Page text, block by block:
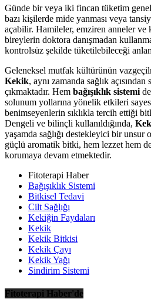
Günde bir veya iki fincan tüketim
bazı kişilerde mide yanması veya
açabilir. Hamileler, emziren anneler ve
bireylerin doktora danışmadan
kontrolsüz şekilde tüketilebileceği
Geleneksel mutfak kültürünün
Kekik, aynı zamanda sağlık
çıkmaktadır. Hem bağışıklık sistemi
solunum yollarına yönelik etkileri
benimseyenlerin sıklıkla tercih ettiği
Dengeli ve bilinçli kullanıldığında,
yaşamda sağlığı destekleyici bir unsur
güçlü aromatik bitki, hem lezzet hem de
korumaya devam etmektedir.
Fitoterapi Haber
Bağışıklık Sistemi
Bitkisel Tedavi
Cilt Sağlığı
Kekiğin Faydaları
Kekik
Kekik Bitkisi
Kekik Çayı
Kekik Yağı
Sindirim Sistemi
Fitoterapi Haber'de